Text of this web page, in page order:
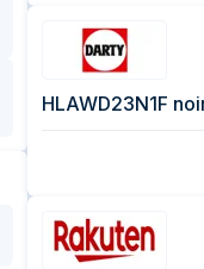
HLAWD23N1F